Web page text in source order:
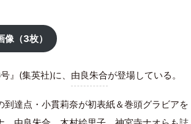
（3枚）
』(集英社)に、 由良朱合が登場している。
達点・小貫莉奈が初表紙＆巻頭グラビアを